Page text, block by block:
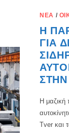
ΝΈΑ /
Η
ΓΙΑ
ΣΤΗΝ
Η μαζική
Tver και